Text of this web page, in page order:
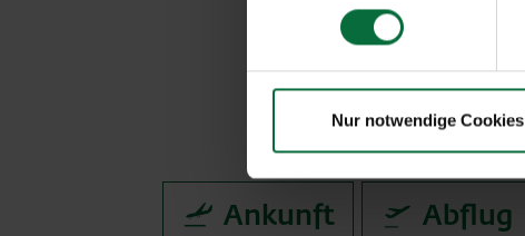
Nur notwendige Cookies
Ankunft Abflug